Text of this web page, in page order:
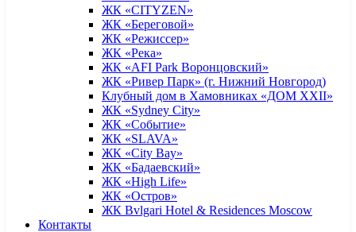
ЖК «CITYZEN»
ЖК «Береговой»
ЖК «Режиссер»
ЖК «Река»
ЖК «AFI Park Воронцовский»
ЖК «Ривер Парк» (г. Нижний Новгород)
Клубный дом в Хамовниках «ДОМ XXII»
ЖК «Sydney City»
ЖК «Событие»
ЖК «SLAVA»
ЖК «City Bay»
ЖК «Бадаевский»
ЖК «High Life»
ЖК «Остров»
ЖК Bvlgari Hotel & Residences Moscow
Контакты